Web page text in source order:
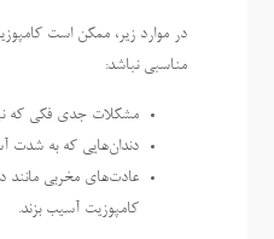
در موارد زیر، ممکن است
مناسبی نباشد:
مشکلات جدی فکی که
دندان‌هایی که به شدت
عادت‌های مخربی مانند
کامپوزیت آسیب بزند.